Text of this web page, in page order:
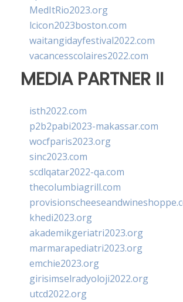
MedItRio2023.org
lcicon2023boston.com
waitangidayfestival2022.com
vacancesscolaires2022.com
MEDIA PARTNER II
isth2022.com
p2b2pabi2023-makassar.com
wocfparis2023.org
sinc2023.com
scdlqatar2022-qa.com
thecolumbiagrill.com
khedi2023.org
akademikgeriatri2023.org
marmarapediatri2023.org
emchie2023.org
girisimselradyoloji2022.org
utcd2022.org